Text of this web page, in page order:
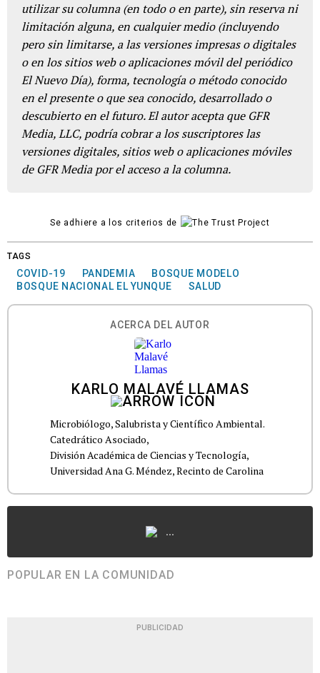
utilizar su columna (en todo o en parte), sin reserva ni
limitación alguna, en cualquier medio (incluyendo
pero sin limitarse, a las versiones impresas o digitales
o en los sitios web o aplicaciones móvil del periódico
El Nuevo Día), forma, tecnología o método conocido
en el presente o que sea conocido, desarrollado o
descubierto en el futuro. El autor acepta que GFR
Media, LLC, podría cobrar a los suscriptores las
versiones digitales, sitios web o aplicaciones móviles
de GFR Media por el acceso a la columna.
Se adhiere a los criterios de
TAGS
COVID-19 PANDEMIA
BOSQUE MODELO
BOSQUE NACIONAL EL YUNQUE
SALUD
ACERCA DEL AUTOR
KARLO MALAVÉ LLAMAS
Microbiólogo, Salubrista y Científico Ambiental.
Catedrático Asociado,
División Académica de Ciencias y Tecnología,
Universidad Ana G. Méndez, Recinto de Carolina
...
POPULAR EN LA COMUNIDAD
PUBLICIDAD